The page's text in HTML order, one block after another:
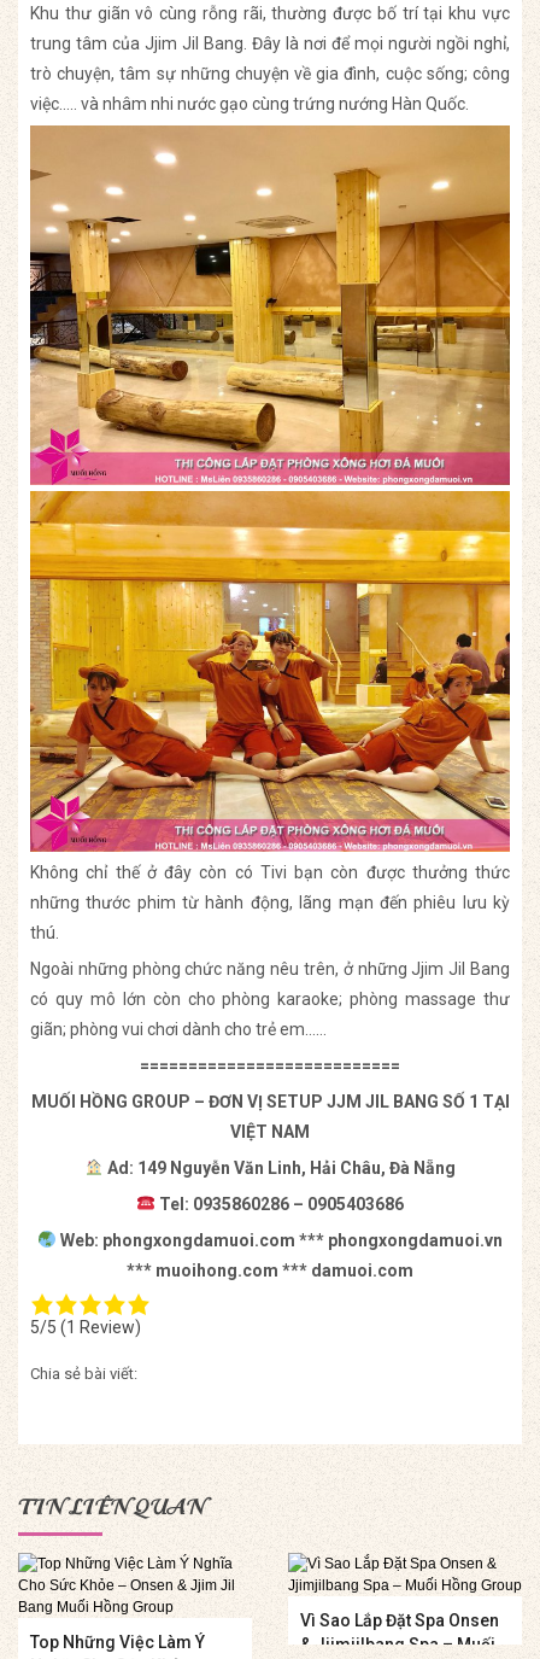
Khu thư giãn vô cùng rỗng rãi, thường được bố trí tại khu vực
trung tâm của Jjim Jil Bang. Đây là nơi để mọi người ngồi nghỉ,
trò chuyện, tâm sự những chuyện về gia đình, cuộc sống; công
việc….. và nhâm nhi nước gạo cùng trứng nướng Hàn Quốc.
Không chỉ thế ở đây còn có Tivi bạn còn được thưởng thức
những thước phim từ hành động, lãng mạn đến phiêu lưu kỳ
thú.
Ngoài những phòng chức năng nêu trên, ở những Jjim Jil Bang
có quy mô lớn còn cho phòng karaoke; phòng massage thư
giãn; phòng vui chơi dành cho trẻ em……
===========================
MUỐI HỒNG GROUP – ĐƠN VỊ SETUP JJM JIL BANG SỐ 1 TẠI
VIỆT NAM
Ad: 149 Nguyễn Văn Linh, Hải Châu, Đà Nẵng
Tel: 0935860286 – 0905403686
Web: phongxongdamuoi.com *** phongxongdamuoi.vn
*** muoihong.com *** damuoi.com
5/5 (1 Review)
Chia sẻ bài viết:
TIN LIÊN QUAN
Top Những Việc Làm Ý
Vì Sao Lắp Đặt Spa Onsen
& Jjimjilbang Spa – Muối